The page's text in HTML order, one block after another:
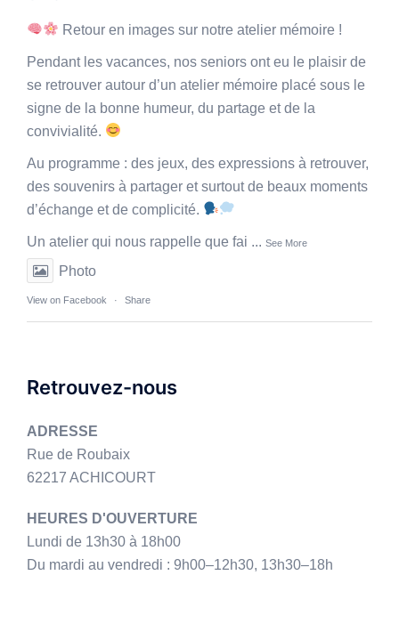
Retour en images sur notre atelier mémoire !
Pendant les vacances, nos seniors ont eu le plaisir de
se retrouver autour d’un atelier mémoire placé sous le
signe de la bonne humeur, du partage et de la
convivialité.
Au programme : des jeux, des expressions à retrouver,
des souvenirs à partager et surtout de beaux moments
d’échange et de complicité.
Un atelier qui nous rappelle que fai ... See More
Photo
View on Facebook · Share
Retrouvez-nous
ADRESSE
Rue de Roubaix
62217 ACHICOURT
HEURES D'OUVERTURE
Lundi de 13h30 à 18h00
Du mardi au vendredi : 9h00–12h30, 13h30–18h